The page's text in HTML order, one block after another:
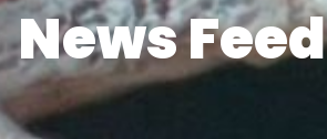
News Feed